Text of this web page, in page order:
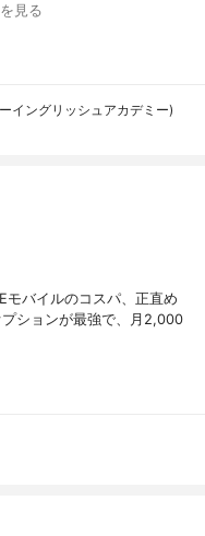
見る
イングリッシュアカデミー)
モバイルのコスパ、正直め
ションが最強で、月2,000